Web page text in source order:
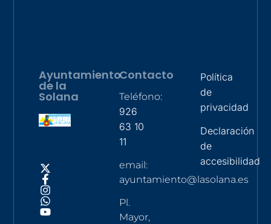
Ayuntamiento
de la
Solana
Contacto
Teléfono:
926
63 10
11
email:
ayuntamiento@lasolana.es
Pl.
Mayor,
Política
de
privacidad
Declaración
de
accesibilidad